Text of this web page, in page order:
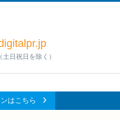
日祝日を除く）
はこちら